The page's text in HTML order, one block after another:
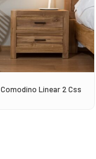
Comodino Linear 2 Css